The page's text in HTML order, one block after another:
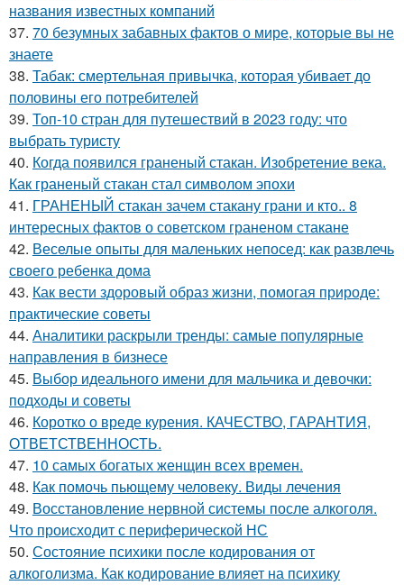
названия известных компаний
37. 70 безумных забавных фактов о мире, которые вы не
знаете
38. Табак: смертельная привычка, которая убивает до
половины его потребителей
39. Топ-10 стран для путешествий в 2023 году: что
выбрать туристу
40. Когда появился граненый стакан. Изобретение века.
Как граненый стакан стал символом эпохи
41. ГРАНЕНЫЙ стакан зачем стакану грани и кто.. 8
интересных фактов о советском граненом стакане
42. Веселые опыты для маленьких непосед: как развлечь
своего ребенка дома
43. Как вести здоровый образ жизни, помогая природе:
практические советы
44. Аналитики раскрыли тренды: самые популярные
направления в бизнесе
45. Выбор идеального имени для мальчика и девочки:
подходы и советы
46. Коротко о вреде курения. КАЧЕСТВО, ГАРАНТИЯ,
ОТВЕТСТВЕННОСТЬ.
47. 10 самых богатых женщин всех времен.
48. Как помочь пьющему человеку. Виды лечения
49. Восстановление нервной системы после алкоголя.
Что происходит с периферической НС
50. Состояние психики после кодирования от
алкоголизма. Как кодирование влияет на психику